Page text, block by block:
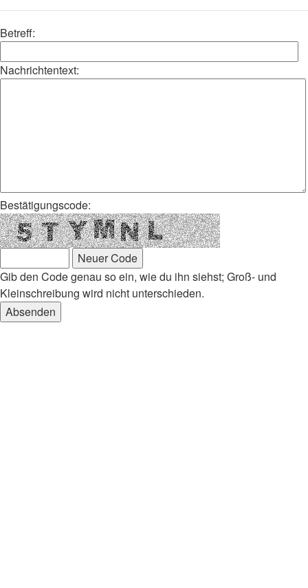
Betreff:
Nachrichtentext:
Bestätigungscode:
Gib den Code genau so ein, wie du ihn siehst; Groß- und
Kleinschreibung wird nicht unterschieden.